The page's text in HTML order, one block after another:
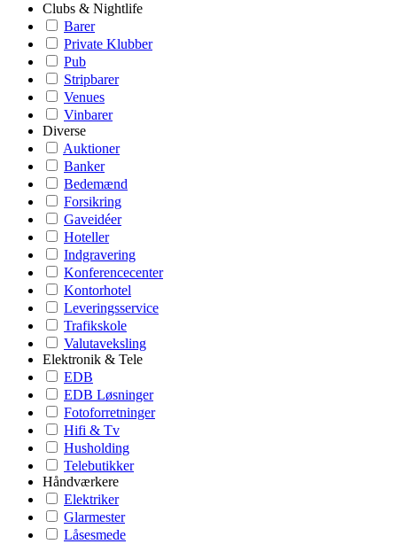
Clubs & Nightlife
Barer
Private Klubber
Pub
Stripbarer
Venues
Vinbarer
Diverse
Auktioner
Banker
Bedemænd
Forsikring
Gaveidéer
Hoteller
Indgravering
Konferencecenter
Kontorhotel
Leveringsservice
Trafikskole
Valutaveksling
Elektronik & Tele
EDB
EDB Løsninger
Fotoforretninger
Hifi & Tv
Husholding
Telebutikker
Håndværkere
Elektriker
Glarmester
Låsesmede